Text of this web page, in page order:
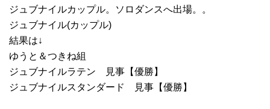
ジュブナイルカップル。ソロダンスへ出場。。
ジュブナイル(カップル)
結果は↓
ゆうと＆つきね組
ジュブナイルラテン 見事【優勝】
ジュブナイルスタンダード 見事【優勝】